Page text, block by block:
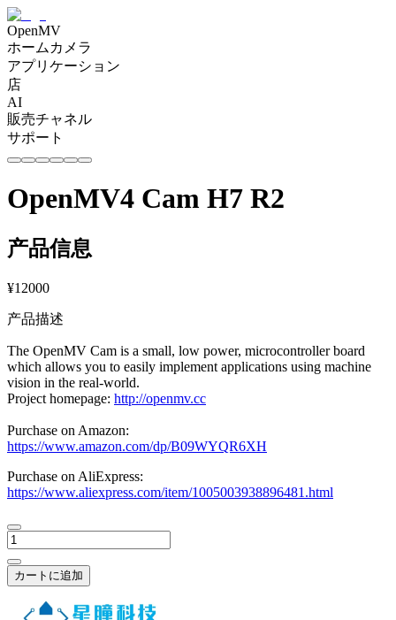
OpenMV
ホームカメラ
アプリケーション
店
AI
販売チャネル
サポート
OpenMV4 Cam H7 R2
产品信息
¥12000
产品描述
The OpenMV Cam is a small, low power, microcontroller board
which allows you to easily implement applications using machine
vision in the real-world.
Project homepage: http://openmv.cc
Purchase on Amazon:
https://www.amazon.com/dp/B09WYQR6XH
Purchase on AliExpress:
https://www.aliexpress.com/item/1005003938896481.html
カートに追加